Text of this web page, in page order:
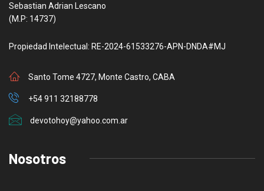
Sebastian Adrian Lescano
(M.P: 14737)
Propiedad Intelectual: RE-2024-61533276-APN-DNDA#MJ
Santo Tome 4727, Monte Castro, CABA
+54 911 32188778
devotohoy@yahoo.com.ar
Nosotros